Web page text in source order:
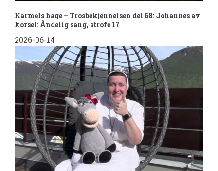
Karmels hage – Trosbekjennelsen del 68: Johannes av
korset: Åndelig sang, strofe 17
2026-06-14